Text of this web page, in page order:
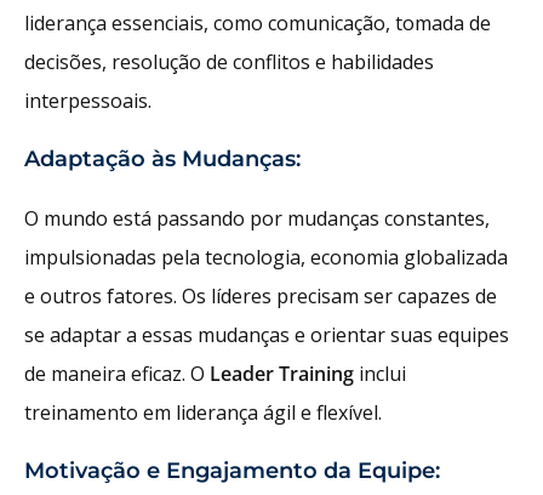
liderança essenciais, como comunicação, tomada de
decisões, resolução de conflitos e habilidades
interpessoais.
Adaptação às Mudanças:
O mundo está passando por mudanças constantes,
impulsionadas pela tecnologia, economia globalizada
e outros fatores. Os líderes precisam ser capazes de
se adaptar a essas mudanças e orientar suas equipes
de maneira eficaz. O Leader Training inclui
treinamento em liderança ágil e flexível.
Motivação e Engajamento da Equipe: